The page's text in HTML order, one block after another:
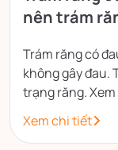
nên trám
Trám răng có
không gây đau.
trạng răng.
Xem chi tiết